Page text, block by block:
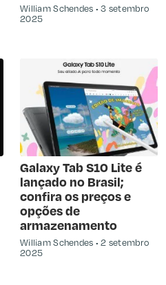
William Schendes
3 setembro
2025
Galaxy Tab S10 Lite é
lançado no Brasil;
confira os preços e
opções de
armazenamento
William Schendes
2 setembro
2025